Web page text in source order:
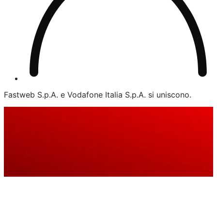
Fastweb S.p.A. e Vodafone Italia S.p.A. si uniscono.